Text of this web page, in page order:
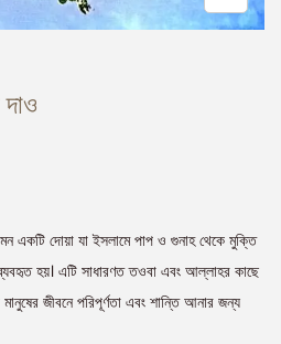
একটি দোয়া যা ইসলামে পাপ ও গুনাহ থেকে মুক্তি
হয়। এটি সাধারণত তওবা এবং আল্লাহর কাছে
মানুষের জীবনে পরিপূর্ণতা এবং শান্তি আনার জন্য